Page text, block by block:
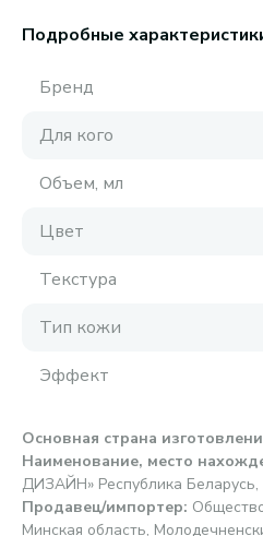
Подробные
Бренд
Для кого
Объем, мл
Цвет
Текстура
Тип кожи
Эффект
Основная страна
Наименование, место
ДИЗАЙН» Республика Беларусь,
Продавец/импортер:
Минская область,